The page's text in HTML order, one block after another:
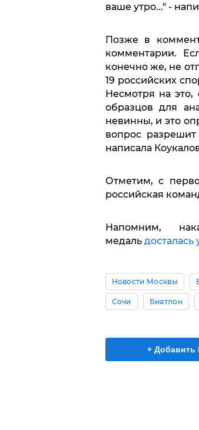
ваше утро..." -
Позже в
комментарии.
конечно же, не
19 российских
Несмотря на это,
образцов для
невинны, и это
вопрос
написала
Отметим, с
российская
Напомним,
медаль
Новости Москвы
Сочи Биатлон
+ Добавить